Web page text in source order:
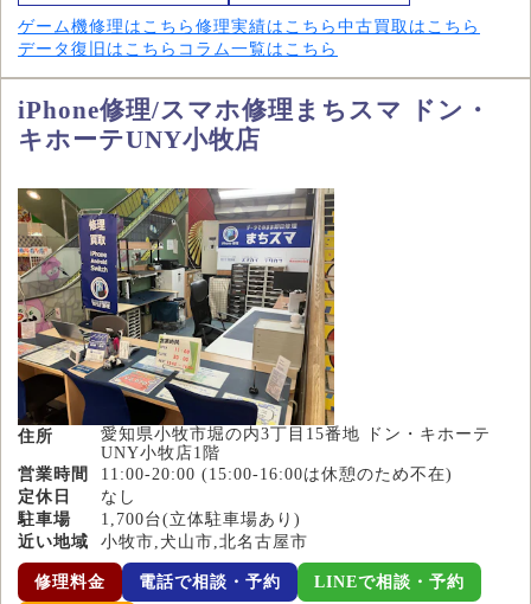
ゲーム機修理はこちら 修理実績はこちら 中古買取はこちら
データ復旧はこちら コラム一覧はこちら
iPhone修理/スマホ修理まちスマ ドン・
キホーテUNY小牧店
住所
愛知県小牧市堀の内3丁目15番地 ドン・キホーテ
UNY小牧店1階
営業時間
11:00-20:00 (15:00-16:00は休憩のため不在)
定休日
なし
駐車場
1,700台(立体駐車場あり)
近い地域
小牧市,犬山市,北名古屋市
修理料金 電話で相談・予約 LINEで相談・予約